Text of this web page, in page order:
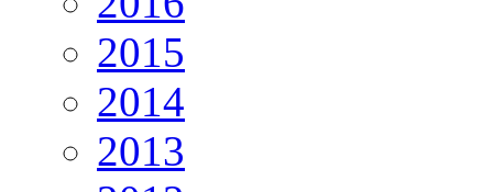
2015
2014
2013